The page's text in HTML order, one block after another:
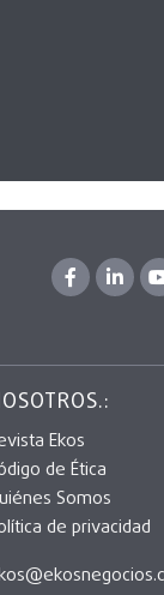
Ekos
de Ética
Somos
de privacidad